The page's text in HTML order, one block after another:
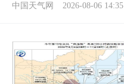
中国天气网 2026-08-06 14:35